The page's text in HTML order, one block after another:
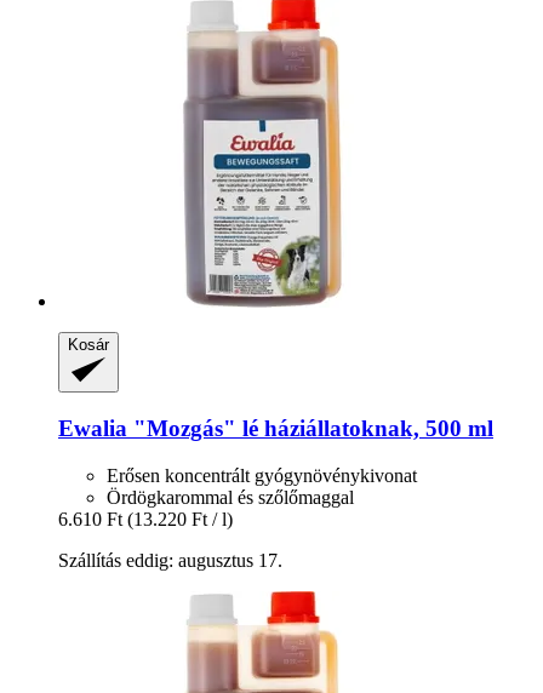
Kosár
Ewalia "Mozgás" lé háziállatoknak, 500 ml
Erősen koncentrált gyógynövénykivonat
Ördögkarommal és szőlőmaggal
6.610 Ft (13.220 Ft / l)
Szállítás eddig: augusztus 17.